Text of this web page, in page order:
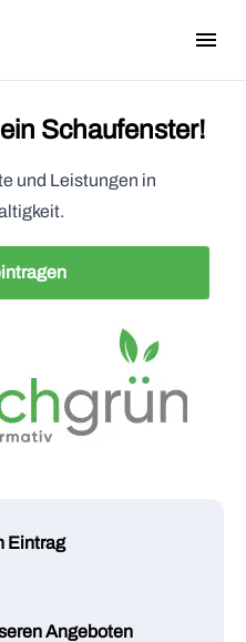
menu
Schaufenster!
und Leistungen in
Eintrag
Angeboten